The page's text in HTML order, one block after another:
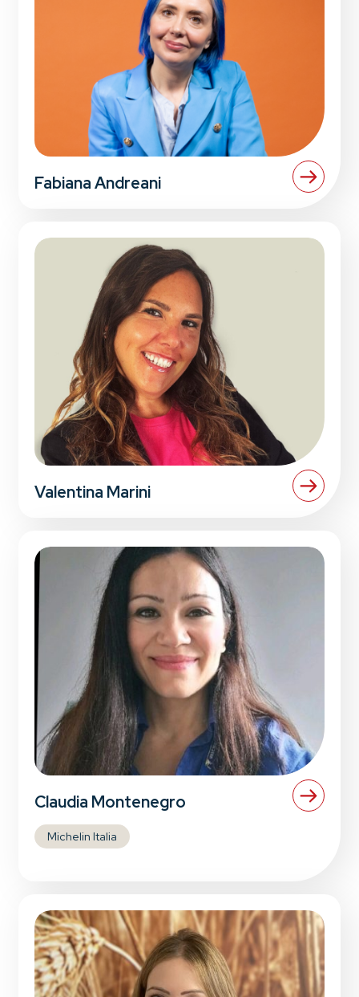
Fabiana Andreani
Valentina Marini
Claudia Montenegro
Michelin Italia